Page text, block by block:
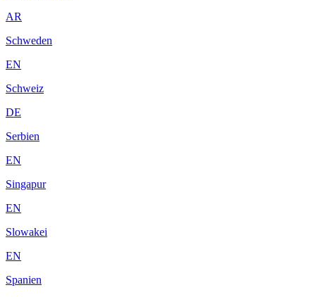
AR
Schweden
EN
Schweiz
DE
Serbien
EN
Singapur
EN
Slowakei
EN
Spanien